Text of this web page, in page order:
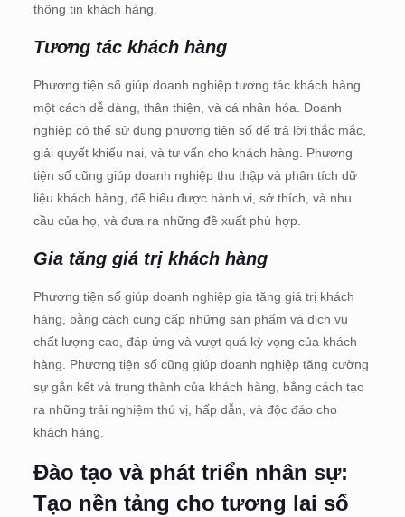
thông tin khách hàng.
Tương tác khách hàng
Phương tiện số giúp doanh nghiệp tương tác khách hàng
một cách dễ dàng, thân thiện, và cá nhân hóa. Doanh
nghiệp có thể sử dụng phương tiện số để trả lời thắc mắc,
giải quyết khiếu nại, và tư vấn cho khách hàng. Phương
tiện số cũng giúp doanh nghiệp thu thập và phân tích dữ
liệu khách hàng, để hiểu được hành vi, sở thích, và nhu
cầu của họ, và đưa ra những đề xuất phù hợp.
Gia tăng giá trị khách hàng
Phương tiện số giúp doanh nghiệp gia tăng giá trị khách
hàng, bằng cách cung cấp những sản phẩm và dịch vụ
chất lượng cao, đáp ứng và vượt quá kỳ vọng của khách
hàng. Phương tiện số cũng giúp doanh nghiệp tăng cường
sự gắn kết và trung thành của khách hàng, bằng cách tạo
ra những trải nghiệm thú vị, hấp dẫn, và độc đáo cho
khách hàng.
Đào tạo và phát triển nhân sự:
Tạo nền tảng cho tương lai số